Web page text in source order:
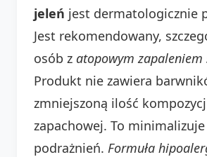
jeleń jest dermatologicznie
Jest rekomendowany,
osób z atopowym zapaleniem
Produkt nie zawiera
zmniejszoną ilość
zapachowej. To
podrażnień. Formuła